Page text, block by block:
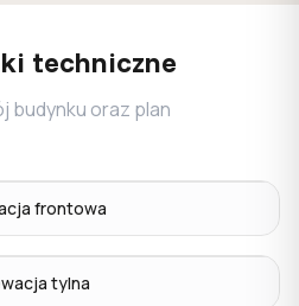
techniczne
budynku oraz plan
frontowa
tylna